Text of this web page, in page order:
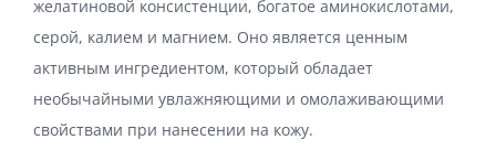
желатиновой консистенции, богатое аминокислотами,
серой, калием и магнием. Оно является ценным
активным ингредиентом, который обладает
необычайными увлажняющими и омолаживающими
свойствами при нанесении на кожу.